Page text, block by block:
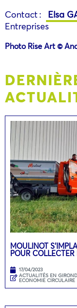
Contact :
Elsa
Entreprises
PhotoRise Art ©
MOULINOT
POUR
17/04/2023
ACTUALITÉS EN
ECONOMIE CIRCULAIRE